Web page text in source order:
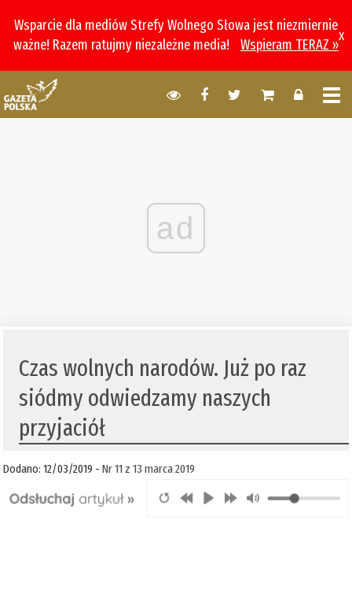
Wsparcie dla mediów Strefy Wolnego Słowa jest niezmiernie
ważne! Razem ratujmy niezależne media!
Wspieram TERAZ »
x
ad
Czas wolnych narodów. Już po raz
siódmy odwiedzamy naszych
przyjaciół
Dodano: 12/03/2019 -Nr 11 z 13 marca 2019